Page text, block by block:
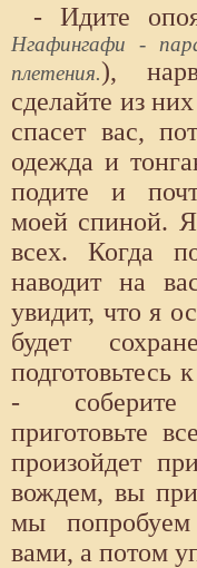
- Идите
Нгафингафи -
плетения.),
сделайте из
спасет вас,
одежда и
подите и
моей спиной.
всех. Когда
наводит на
увидит, что я
будет
подготовьтесь
- соберите
приготовьте
произойдет
вождем, вы
мы попробуем
вами, а потом